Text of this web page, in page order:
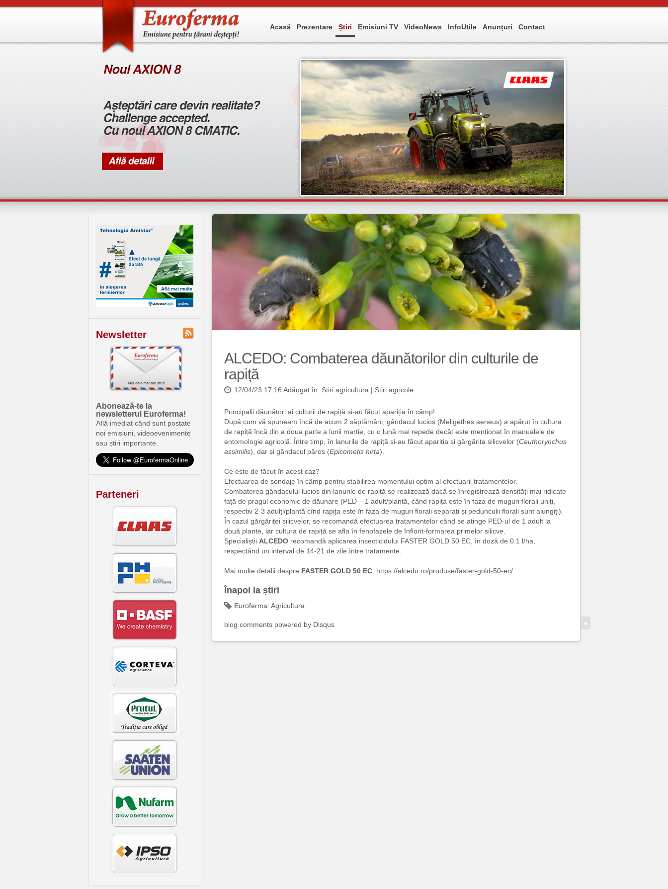
Acasă Prezentare Știri Emisiuni TV VideoNews InfoUtile Anunțuri Contact
Newsletter
Abonează-te la
newsletterul Euroferma!
Află imediat când sunt postate
noi emisiuni, videoevenimente
sau știri importante.
Parteneri
ALCEDO: Combaterea dăunătorilor din culturile de
rapiță
12/04/23 17:16 Adăugat în: Stiri agricultura | Stiri agricole
Principalii dăunători ai culturii de rapiță și-au făcut apariția în câmp!
După cum vă spuneam încă de acum 2 săptămâni, gândacul lucios (Meligethes aeneus) a apărut în cultura
de rapiță încă din a doua parte a lunii martie, cu o lună mai repede decât este menționat în manualele de
entomologie agricolă. Între timp, în lanurile de rapiță și-au făcut apariția și gărgărița silicvelor (Ceuthorynchus
assimilis), dar și gândacul păros (Epicometis hirta).
Ce este de făcut în acest caz?
Efectuarea de sondaje în câmp pentru stabilirea momentului optim al efectuarii tratamentelor.
Combaterea gândacului lucios din lanurile de rapiță se realizează dacă se înregistrează densități mai ridicate
față de pragul economic de dăunare (PED – 1 adult/plantă, când rapița este în faza de muguri florali uniți,
respectiv 2-3 adulți/plantă cînd rapița este în faza de muguri florali separați și pedunculii florali sunt alungiți).
În cazul gărgăriței silicvelor, se recomandă efectuarea tratamentelor când se atinge PED-ul de 1 adult la
două plante, iar cultura de rapiță se afla în fenofazele de înflorit-formarea primelor silicve.
Specialiștii ALCEDO recomandă aplicarea insecticidului FASTER GOLD 50 EC, în doză de 0.1 l/ha,
respectând un interval de 14-21 de zile între tratamente.
Mai multe detalii despre FASTER GOLD 50 EC: https://alcedo.ro/produse/faster-gold-50-ec/
Înapoi la știri
Euroferma: Agricultura
blog comments powered by Disqus